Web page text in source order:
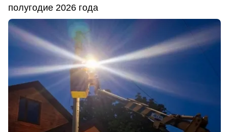
полугодие 2026 года